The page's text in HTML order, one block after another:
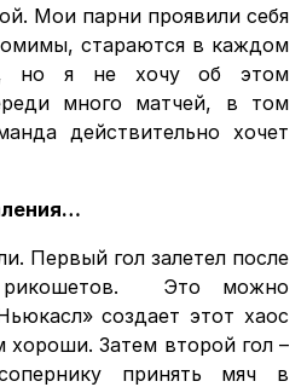
Мои парни проявили себя
стараются в каждом
но я не хочу об этом
много матчей, в том
действительно хочет
Первый гол залетел после
Это можно
создает этот хаос
хороши. Затем второй гол –
принять мяч в